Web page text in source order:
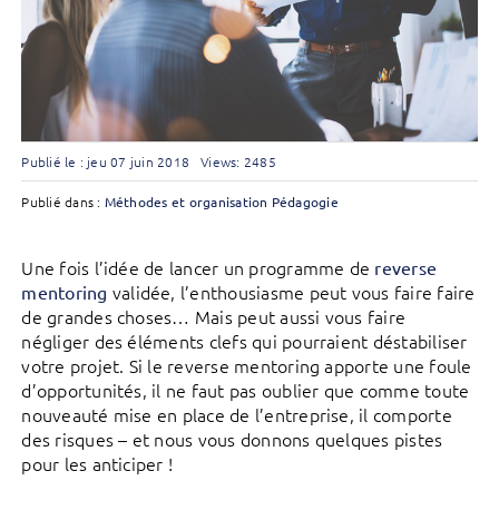
Publié le : jeu 07 juin 2018 Views: 2485
Publié dans : Méthodes et organisation Pédagogie
Une fois l’idée de lancer un programme de reverse
mentoring validée, l’enthousiasme peut vous faire faire
de grandes choses… Mais peut aussi vous faire
négliger des éléments clefs qui pourraient déstabiliser
votre projet. Si le reverse mentoring apporte une foule
d’opportunités, il ne faut pas oublier que comme toute
nouveauté mise en place de l’entreprise, il comporte
des risques – et nous vous donnons quelques pistes
pour les anticiper !